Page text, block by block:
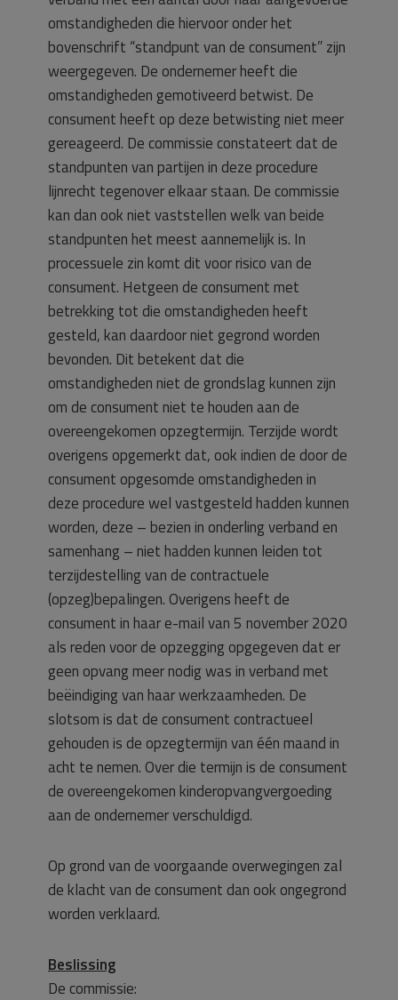
omstandigheden die hiervoor onder het
bovenschrift “standpunt van de consument” zijn
weergegeven. De ondernemer heeft die
omstandigheden gemotiveerd betwist. De
consument heeft op deze betwisting niet meer
gereageerd. De commissie constateert dat de
standpunten van partijen in deze procedure
lijnrecht tegenover elkaar staan. De commissie
kan dan ook niet vaststellen welk van beide
standpunten het meest aannemelijk is. In
processuele zin komt dit voor risico van de
consument. Hetgeen de consument met
betrekking tot die omstandigheden heeft
gesteld, kan daardoor niet gegrond worden
bevonden. Dit betekent dat die
omstandigheden niet de grondslag kunnen zijn
om de consument niet te houden aan de
overeengekomen opzegtermijn. Terzijde wordt
overigens opgemerkt dat, ook indien de door de
consument opgesomde omstandigheden in
deze procedure wel vastgesteld hadden kunnen
worden, deze – bezien in onderling verband en
samenhang – niet hadden kunnen leiden tot
terzijdestelling van de contractuele
(opzeg)bepalingen. Overigens heeft de
consument in haar e-mail van 5 november 2020
als reden voor de opzegging opgegeven dat er
geen opvang meer nodig was in verband met
beëindiging van haar werkzaamheden. De
slotsom is dat de consument contractueel
gehouden is de opzegtermijn van één maand in
acht te nemen. Over die termijn is de consument
de overeengekomen kinderopvangvergoeding
aan de ondernemer verschuldigd.
Op grond van de voorgaande overwegingen zal
de klacht van de consument dan ook ongegrond
worden verklaard.
Beslissing
De commissie: